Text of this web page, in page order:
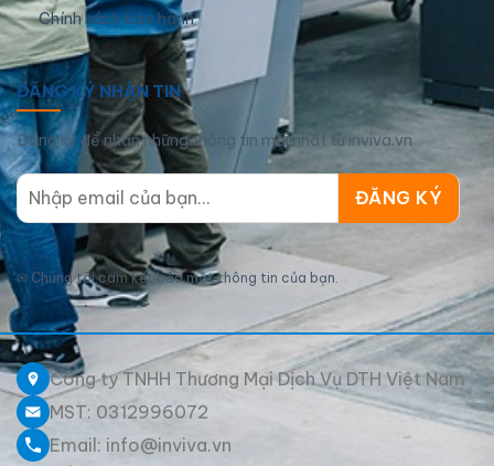
Chính sách bảo hành
ĐĂNG KÝ NHẬN TIN
Đăng ký để nhận những thông tin mới nhất từ inviva.vn
✉ Chúng tôi cam kết bảo mật thông tin của bạn.
Công ty TNHH Thương Mại Dịch Vụ DTH Việt Nam
MST: 0312996072
Email: info@inviva.vn